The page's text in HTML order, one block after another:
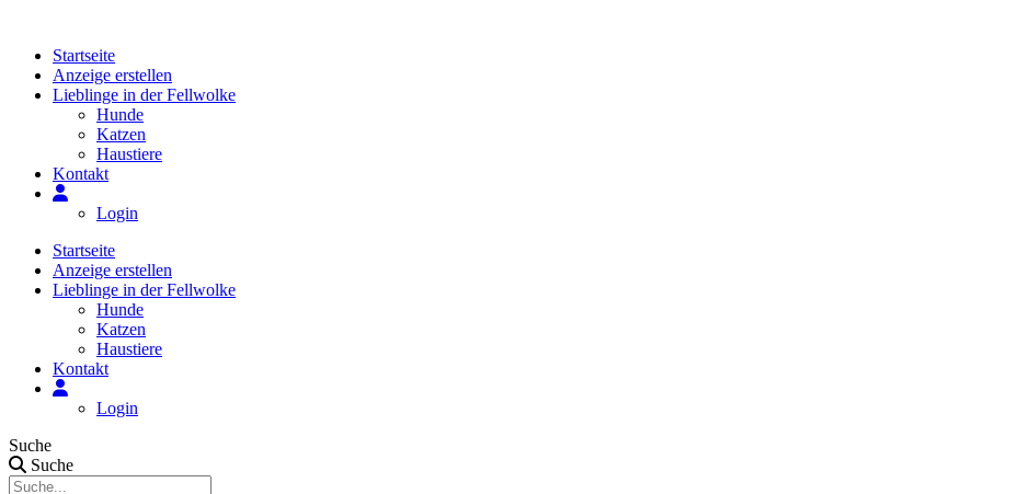
springenStartseite
Anzeige erstellen
Lieblinge in der Fellwolke
Hunde
Katzen
Haustiere
Kontakt
Login
Startseite
Anzeige erstellen
Lieblinge in der Fellwolke
Hunde
Katzen
Haustiere
Kontakt
Login
Suche
Suche